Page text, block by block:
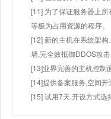
[11] 为了保证服务器上
等极为占用资源的程序。
[12] 新的主机在系统架
墙,完全效抵御DDOS攻击
[13]业界完善的主机控制
[14]提供备案服务,空间开
[15] 试用7天.开设方式选